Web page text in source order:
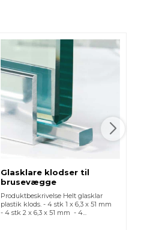
Glasklare klodser til
brusevægge
Produktbeskrivelse Helt glasklar
plastik klods. - 4 stk 1 x 6,3 x 51 mm
- 4 stk 2 x 6,3 x 51 mm - 4...